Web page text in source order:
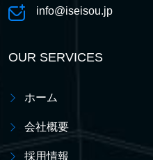
info@iseisou.jp
OUR SERVICES
ホーム
会社概要
採用情報